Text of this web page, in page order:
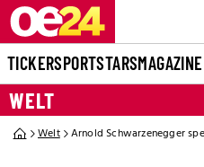
TICKERSPORTSTARSMAGAZINE
WELT
Welt Arnold Schwarzenegger